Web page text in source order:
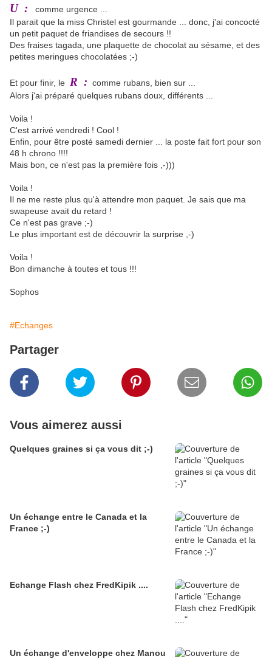
U : comme urgence ...
Il parait que la miss Christel est gourmande ... donc, j'ai concocté
un petit paquet de friandises de secours !!
Des fraises tagada, une plaquette de chocolat au sésame, et des
petites meringues chocolatées ;-)
Et pour finir, le R : comme rubans, bien sur ...
Alors j'ai préparé quelques rubans doux, différents ...
Voila !
C'est arrivé vendredi ! Cool !
Enfin, pour être posté samedi dernier ... la poste fait fort pour son
48 h chrono !!!!
Mais bon, ce n'est pas la première fois ,-)))
Voila !
Il ne me reste plus qu'à attendre mon paquet. Je sais que ma
swapeuse avait du retard !
Ce n'est pas grave ;-)
Le plus important est de découvrir la surprise ,-)
Voila !
Bon dimanche à toutes et tous !!!
Sophos
#Echanges
Partager
Vous aimerez aussi
Quelques graines si ça vous dit ;-)
Un échange entre le Canada et la
France ;-)
Echange Flash chez FredKipik ....
Un échange d'enveloppe chez Manou